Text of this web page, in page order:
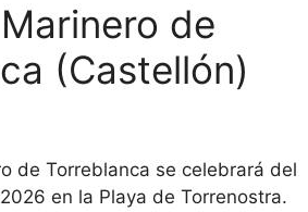
de
(Castellón)
de Torreblanca se celebrará del
en la Playa de Torrenostra.